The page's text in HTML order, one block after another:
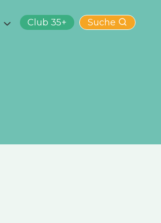
Club 35+ Suche